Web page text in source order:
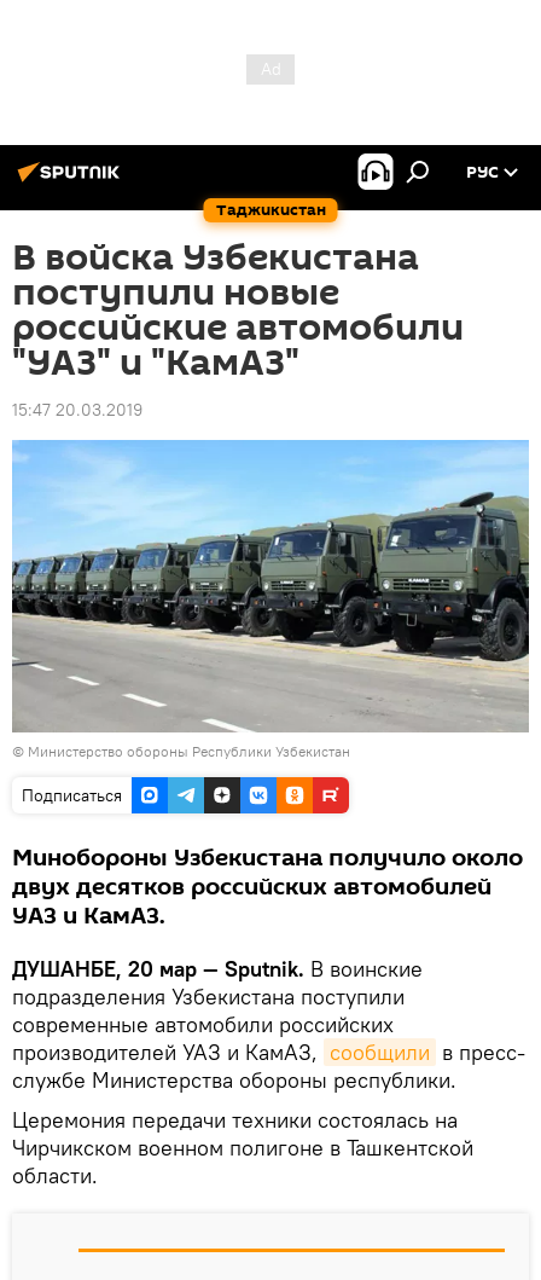
Таджикистан
РУС
В войска Узбекистана
поступили новые
российские автомобили
"УАЗ" и "КамАЗ"
15:47 20.03.2019
© Министерство обороны Республики Узбекистан
Подписаться
Минобороны Узбекистана получило около
двух десятков российских автомобилей
УАЗ и КамАЗ.
ДУШАНБЕ, 20 мар — Sputnik. В воинские
подразделения Узбекистана поступили
современные автомобили российских
производителей УАЗ и КамАЗ, сообщили в пресс-
службе Министерства обороны республики.
Церемония передачи техники состоялась на
Чирчикском военном полигоне в Ташкентской
области.